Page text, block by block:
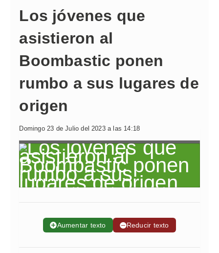
Los jóvenes que
asistieron al
Boombastic ponen
rumbo a sus lugares de
origen
Domingo 23 de Julio del 2023 a las 14:18
➕Aumentar texto ➖Reducir texto